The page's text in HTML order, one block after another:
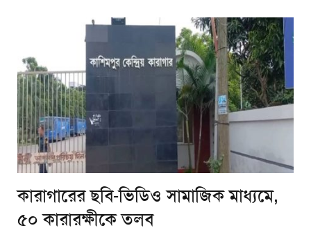
কারাগারের ছবি-ভিডিও সামাজিক মাধ্যমে,
৫০ কারারক্ষীকে তলব